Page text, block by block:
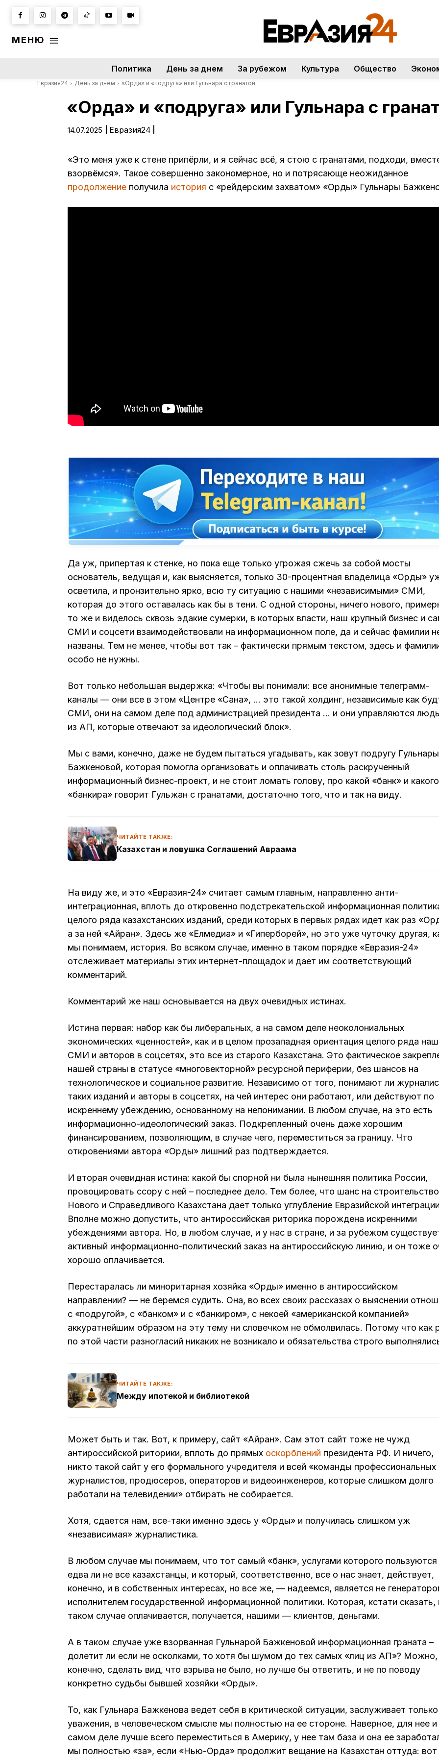
МЕНЮ
Политика День за днем За рубежом Культура Общество
Евразия24 День за днем «Орда» и «подруга» или Гульнара с гранатой
«Орда» и «подруга» или Гульнара с
14.07.2025 Евразия24
«Это меня уже к стене припёрли, и я сейчас всё, я стою с гранатами, подходи,
взорвёмся». Такое совершенно закономерное, но и потрясающе неожиданное
продолжение получила история с «рейдерским захватом» «Орды» Гульнары
Да уж, припертая к стенке, но пока еще только угрожая сжечь за собой мосты
основатель, ведущая и, как выясняется, только 30-процентная владелица «Орды»
осветила, и пронзительно ярко, всю ту ситуацию с нашими «независимыми» СМИ,
которая до этого оставалась как бы в тени. С одной стороны, ничего нового,
то же и виделось сквозь эдакие сумерки, в которых власти, наш крупный бизнес и
СМИ и соцсети взаимодействовали на информационном поле, да и сейчас фамилии
названы. Тем не менее, чтобы вот так – фактически прямым текстом, здесь и
особо не нужны.
Вот только небольшая выдержка: «Чтобы вы понимали: все анонимные телеграмм-
каналы — они все в этом «Центре «Сана», … это такой холдинг, независимые как
СМИ, они на самом деле под администрацией президента … и они управляются
из АП, которые отвечают за идеологический блок».
Мы с вами, конечно, даже не будем пытаться угадывать, как зовут подругу Гульнары
Бажкеновой, которая помогла организовать и оплачивать столь раскрученный
информационный бизнес-проект, и не стоит ломать голову, про какой «банк» и какого
«банкира» говорит Гульжан с гранатами, достаточно того, что и так на виду.
ЧИТАЙТЕ ТАКЖЕ:
Казахстан и ловушка Соглашений Авраама
На виду же, и это «Евразия-24» считает самым главным, направленно анти-
интеграционная, вплоть до откровенно подстрекательской информационная
целого ряда казахстанских изданий, среди которых в первых рядах идет как раз
а за ней «Айран». Здесь же «Елмедиа» и «Гиперборей», но это уже чуточку другая,
мы понимаем, история. Во всяком случае, именно в таком порядке «Евразия-24»
отслеживает материалы этих интернет-площадок и дает им соответствующий
комментарий.
Комментарий же наш основывается на двух очевидных истинах.
Истина первая: набор как бы либеральных, а на самом деле неоколониальных
экономических «ценностей», как и в целом прозападная ориентация целого ряда
СМИ и авторов в соцсетях, это все из старого Казахстана. Это фактическое
нашей страны в статусе «многовекторной» ресурсной периферии, без шансов на
технологическое и социальное развитие. Независимо от того, понимают ли
таких изданий и авторы в соцсетях, на чей интерес они работают, или действуют по
искреннему убеждению, основанному на непонимании. В любом случае, на это есть
информационно-идеологический заказ. Подкрепленный очень даже хорошим
финансированием, позволяющим, в случае чего, переместиться за границу. Что
откровениями автора «Орды» лишний раз подтверждается.
И вторая очевидная истина: какой бы спорной ни была нынешняя политика России,
провоцировать ссору с ней – последнее дело. Тем более, что шанс на строительство
Нового и Справедливого Казахстана дает только углубление Евразийской
Вполне можно допустить, что антироссийская риторика порождена искренними
убеждениями автора. Но, в любом случае, и у нас в стране, и за рубежом
активный информационно-политический заказ на антироссийскую линию, и он тоже
хорошо оплачивается.
Перестаралась ли миноритарная хозяйка «Орды» именно в антироссийском
направлении? — не беремся судить. Она, во всех своих рассказах о выяснении
с «подругой», с «банком» и с «банкиром», с некоей «американской компанией»
аккуратнейшим образом на эту тему ни словечком не обмолвилась. Потому что как
по этой части разногласий никаких не возникало и обязательства строго
ЧИТАЙТЕ ТАКЖЕ:
Между ипотекой и библиотекой
Может быть и так. Вот, к примеру, сайт «Айран». Сам этот сайт тоже не чужд
антироссийской риторики, вплоть до прямых оскорблений президента РФ. И ничего,
никто такой сайт у его формального учредителя и всей «команды профессиональных
журналистов, продюсеров, операторов и видеоинженеров, которые слишком долго
работали на телевидении» отбирать не собирается.
Хотя, сдается нам, все-таки именно здесь у «Орды» и получилась слишком уж
«независимая» журналистика.
В любом случае мы понимаем, что тот самый «банк», услугами которого пользуются
едва ли не все казахстанцы, и который, соответственно, все о нас знает, действует,
конечно, и в собственных интересах, но все же, — надеемся, является не
исполнителем государственной информационной политики. Которая, кстати сказать,
таком случае оплачивается, получается, нашими — клиентов, деньгами.
А в таком случае уже взорванная Гульнарой Бажкеновой информационная граната –
долетит ли если не осколками, то хотя бы шумом до тех самых «лиц из АП»? Можно,
конечно, сделать вид, что взрыва не было, но лучше бы ответить, и не по поводу
конкретно судьбы бывшей хозяйки «Орды».
То, как Гульнара Бажкенова ведет себя в критической ситуации, заслуживает только
уважения, в человеческом смысле мы полностью на ее стороне. Наверное, для нее и
самом деле лучше всего переместиться в Америку, у нее там база и она ее
мы полностью «за», если «Нью-Орда» продолжит вещание на Казахстан оттуда: вот